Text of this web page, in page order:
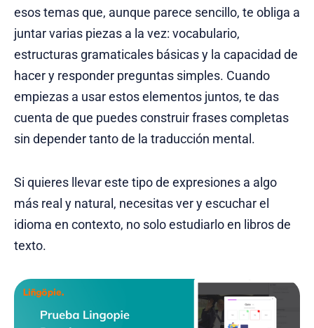
esos temas que, aunque parece sencillo, te obliga a
juntar varias piezas a la vez: vocabulario,
estructuras gramaticales básicas y la capacidad de
hacer y responder preguntas simples. Cuando
empiezas a usar estos elementos juntos, te das
cuenta de que puedes construir frases completas
sin depender tanto de la traducción mental.
Si quieres llevar este tipo de expresiones a algo
más real y natural, necesitas ver y escuchar el
idioma en contexto, no solo estudiarlo en libros de
texto.